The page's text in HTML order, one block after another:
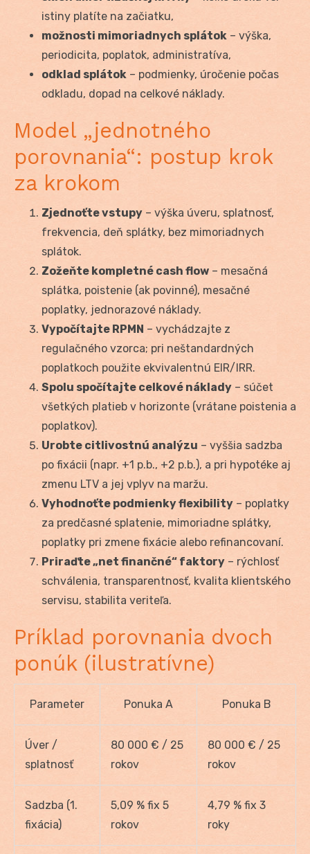
istiny platíte na začiatku,
možnosti mimoriadnych splátok – výška,
periodicita, poplatok, administratíva,
odklad splátok – podmienky, úročenie počas
odkladu, dopad na celkové náklady.
Model „jednotného
porovnania“: postup krok
za krokom
Zjednoťte vstupy – výška úveru, splatnosť,
frekvencia, deň splátky, bez mimoriadnych
splátok.
Zožeňte kompletné cash flow – mesačná
splátka, poistenie (ak povinné), mesačné
poplatky, jednorazové náklady.
Vypočítajte RPMN – vychádzajte z
regulačného vzorca; pri neštandardných
poplatkoch použite ekvivalentnú EIR/IRR.
Spolu spočítajte celkové náklady – súčet
všetkých platieb v horizonte (vrátane poistenia a
poplatkov).
Urobte citlivostnú analýzu – vyššia sadzba
po fixácii (napr. +1 p.b., +2 p.b.), a pri hypotéke aj
zmenu LTV a jej vplyv na maržu.
Vyhodnoťte podmienky flexibility – poplatky
za predčasné splatenie, mimoriadne splátky,
poplatky pri zmene fixácie alebo refinancovaní.
Priraďte „net finančné“ faktory – rýchlosť
schválenia, transparentnosť, kvalita klientského
servisu, stabilita veriteľa.
Príklad porovnania dvoch
ponúk (ilustratívne)
Parameter Ponuka A Ponuka B
Úver /
splatnosť
80 000 € / 25
rokov
80 000 € / 25
rokov
Sadzba (1.
fixácia)
5,09 % fix 5
rokov
4,79 % fix 3
roky